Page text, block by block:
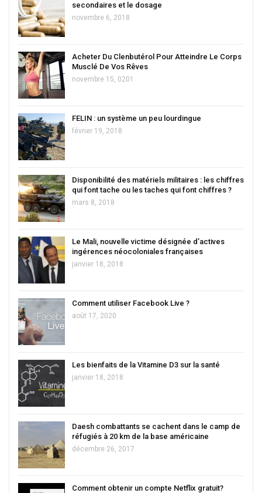
secondaires et le dosage
novembre 6, 2018
Acheter Du Clenbutérol Pour Atteindre Le Corps
Musclé De Vos Rêves
novembre 15, 0201
FELIN : un système un peu lourdingue
février 19, 2018
Disponibilité des matériels militaires : les chiffres
qui font tache ou les taches qui font chiffres ?
mars 8, 2018
Le Mali, nouvelle victime désignée d’actives
ingérences néocoloniales françaises
janvier 18, 2018
Comment utiliser Facebook Live ?
août 17, 2020
Les bienfaits de la Vitamine D3 sur la santé
janvier 18, 2018
Daesh combattants se cachent dans le camp de
réfugiés à 20 km de la base américaine
décembre 26, 2017
Comment obtenir un compte Netflix gratuit?